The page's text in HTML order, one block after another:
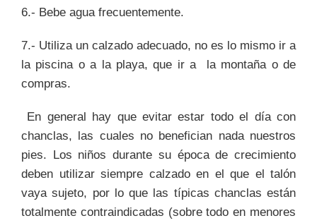
6.- Bebe agua frecuentemente.
7.- Utiliza un calzado adecuado, no es lo mismo ir a
la piscina o a la playa, que ir a la montaña o de
compras.
En general hay que evitar estar todo el día con
chanclas, las cuales no benefician nada nuestros
pies. Los niños durante su época de crecimiento
deben utilizar siempre calzado en el que el talón
vaya sujeto, por lo que las típicas chanclas están
totalmente contraindicadas (sobre todo en menores